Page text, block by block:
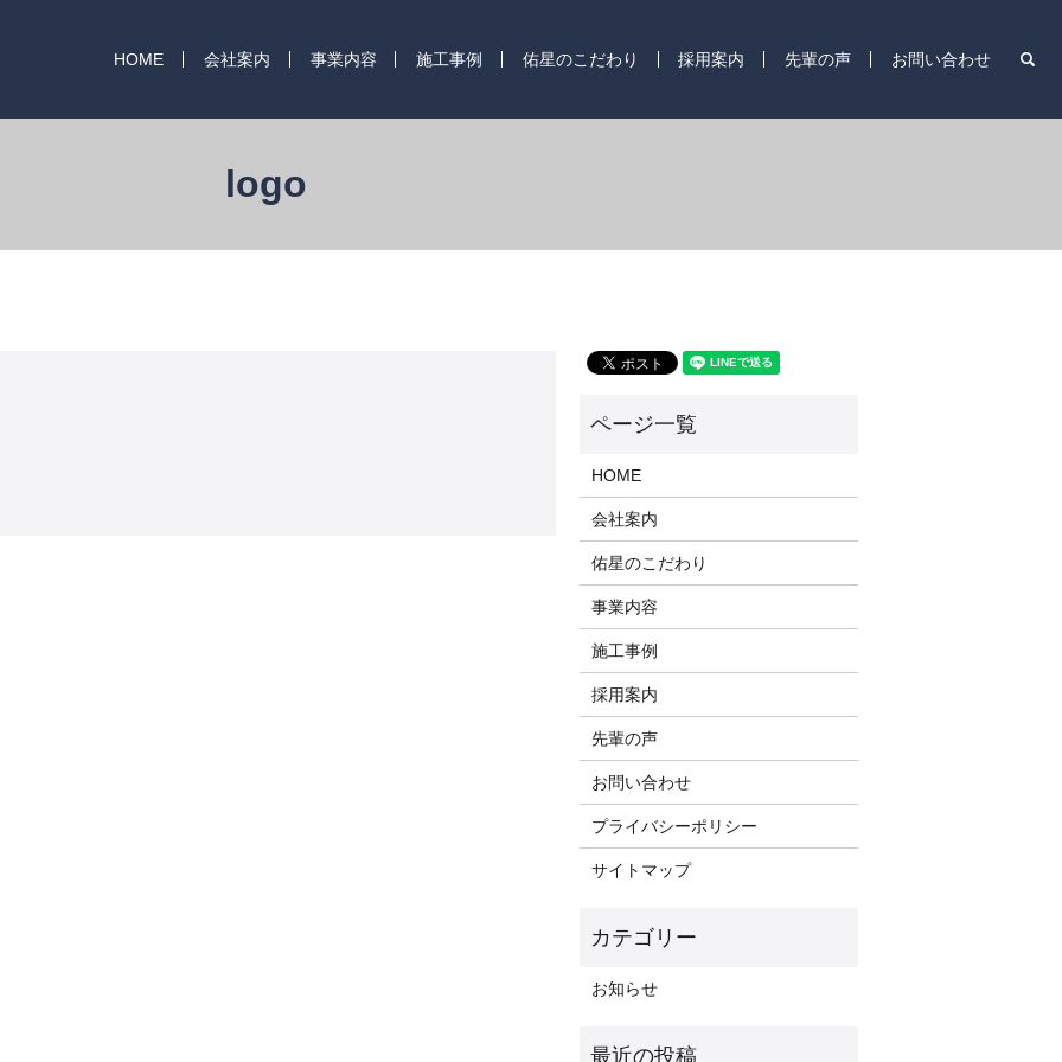
HOME 会社案内 事業内容 施工事例 佑星のこだわり 採用案内 先輩の声 お問い合わせ
logo
HOME
会社案内
佑星のこだわり
事業内容
施工事例
採用案内
先輩の声
お問い合わせ
プライバシーポリシー
サイトマップ
お知らせ